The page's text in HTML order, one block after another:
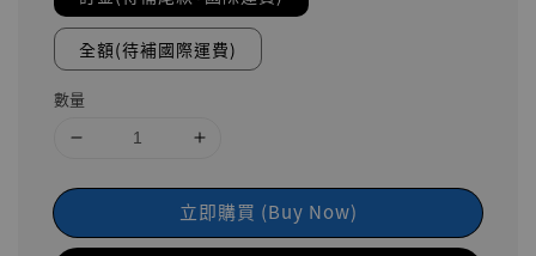
全額(待補國際運費)
數量
立即購買 (Buy Now)